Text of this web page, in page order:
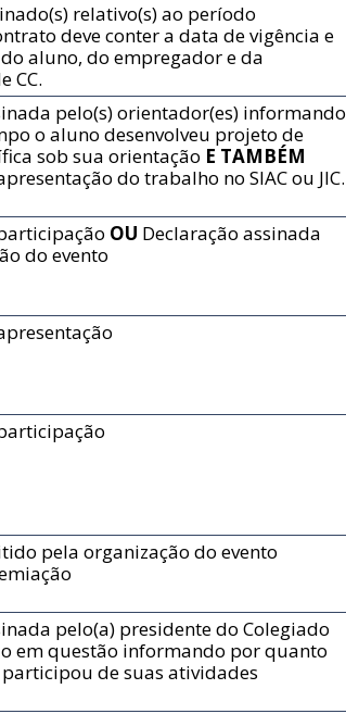
relativo(s) ao período
deve conter a data de vigência e
aluno, do empregador e da
CC.
pelo(s) orientador(es) informando
o aluno desenvolveu projeto de
sob sua orientação E TAMBÉM
do trabalho no SIAC ou JIC.
OU Declaração assinada
do evento
pela organização do evento
pelo(a) presidente do Colegiado
em questão informando por quanto
de suas atividades